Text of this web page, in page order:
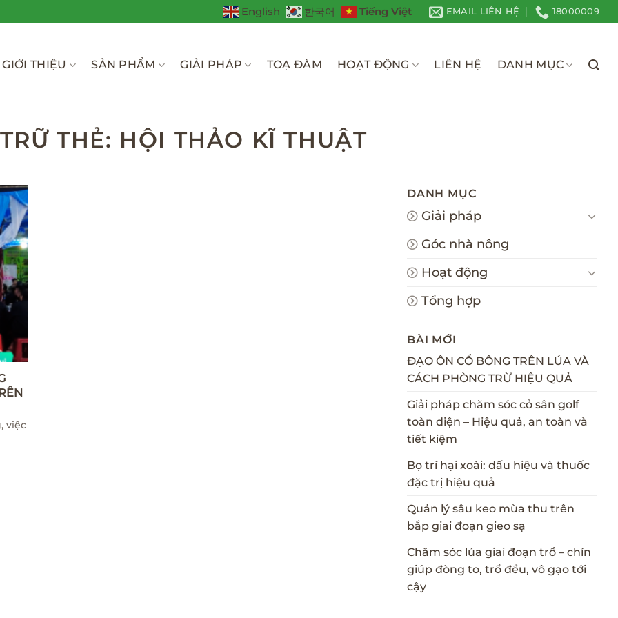
English 한국어 Tiếng Việt EMAIL LIÊN HỆ 18000009
GIỚI THIỆU SẢN PHẨM GIẢI PHÁP TOẠ ĐÀM HOẠT ĐỘNG LIÊN HỆ DANH MỤC
THẺ: HỘI THẢO KĨ THUẬT
việc
DANH MỤC
Giải pháp
Góc nhà nông
Hoạt động
Tổng hợp
BÀI MỚI
ĐẠO ÔN CỔ BÔNG TRÊN LÚA VÀ
CÁCH PHÒNG TRỪ HIỆU QUẢ
Giải pháp chăm sóc cỏ sân golf
toàn diện – Hiệu quả, an toàn và
tiết kiệm
Bọ trĩ hại xoài: dấu hiệu và thuốc
đặc trị hiệu quả
Quản lý sâu keo mùa thu trên
bắp giai đoạn gieo sạ
Chăm sóc lúa giai đoạn trổ – chín
giúp đòng to, trổ đều, vô gạo tới
cậy